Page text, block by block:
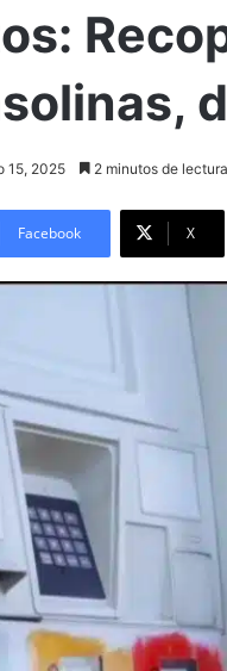
15, 2025 2 minutos de lectura
Facebook X